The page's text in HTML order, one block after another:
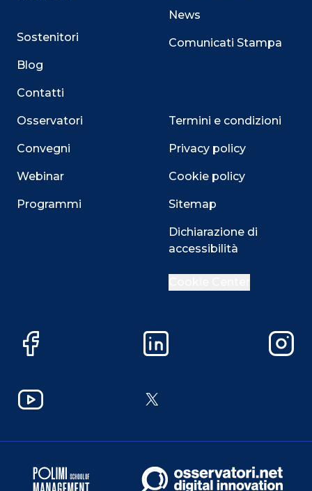
Sostenitori
Blog
Contatti
Osservatori
Convegni
Webinar
Programmi
News
Comunicati Stampa
Termini e condizioni
Privacy policy
Cookie policy
Sitemap
Dichiarazione di
accessibilità
Facebook LinkedIn
YouTube X